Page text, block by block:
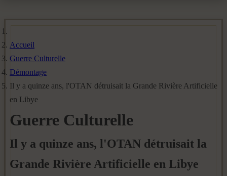
Accueil
Guerre Culturelle
Démontage
Il y a quinze ans, l'OTAN détruisait la Grande Rivière Artificielle
en Libye
Guerre Culturelle
Il y a quinze ans, l'OTAN détruisait la
Grande Rivière Artificielle en Libye